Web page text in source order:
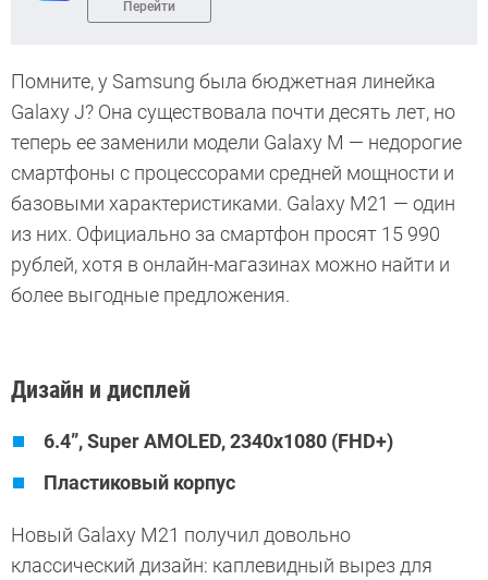
Перейти
Помните, у Samsung была бюджетная линейка
Galaxy J? Она существовала почти десять лет, но
теперь ее заменили модели Galaxy M — недорогие
смартфоны с процессорами средней мощности и
базовыми характеристиками. Galaxy M21 — один
из них. Официально за смартфон просят 15 990
рублей, хотя в онлайн-магазинах можно найти и
более выгодные предложения.
Дизайн и дисплей
6.4”, Super AMOLED, 2340x1080 (FHD+)
Пластиковый корпус
Новый Galaxy M21 получил довольно
классический дизайн: каплевидный вырез для